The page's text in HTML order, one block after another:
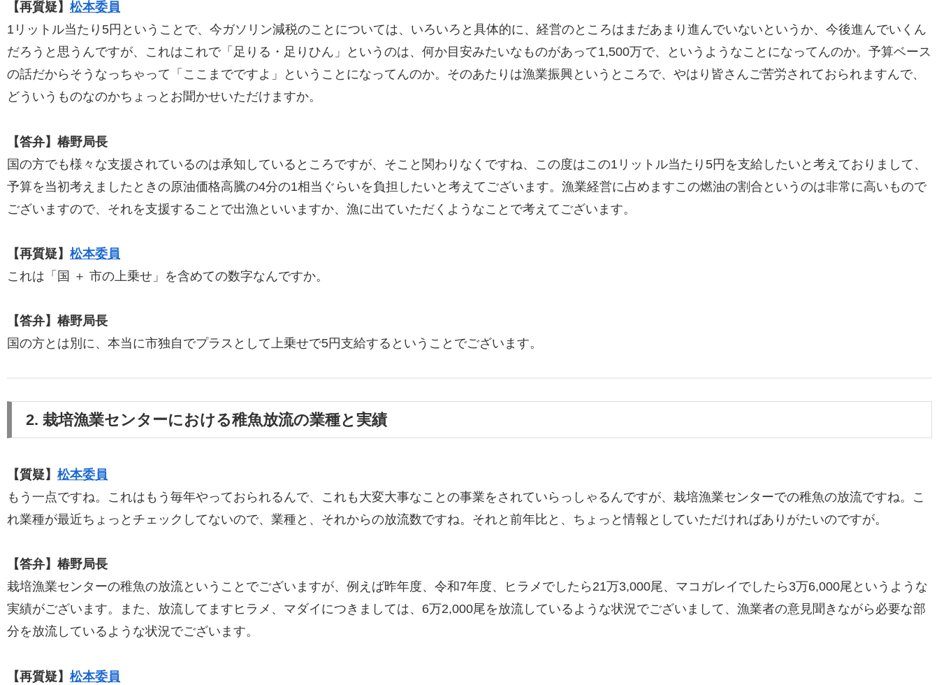
【再質疑】 松本委員
1リットル当たり5円ということで、今ガソリン減税のことについては、いろいろと具体的に、経営のところはまだあまり進んでいないというか、今後進んでいくん
だろうと思うんですが、これはこれで「足りる・足りひん」というのは、何か目安みたいなものがあって1,500万で、というようなことになってんのか。予算ベース
の話だからそうなっちゃって「ここまでですよ」ということになってんのか。そのあたりは漁業振興というところで、やはり皆さんご苦労されておられますんで、
どういうものなのかちょっとお聞かせいただけますか。
【答弁】椿野局長
国の方でも様々な支援されているのは承知しているところですが、そこと関わりなくですね、この度はこの1リットル当たり5円を支給したいと考えておりまして、
予算を当初考えましたときの原油価格高騰の4分の1相当ぐらいを負担したいと考えてございます。漁業経営に占めますこの燃油の割合というのは非常に高いもので
ございますので、それを支援することで出漁といいますか、漁に出ていただくようなことで考えてございます。
【再質疑】 松本委員
これは「国 ＋ 市の上乗せ」を含めての数字なんですか。
【答弁】椿野局長
国の方とは別に、本当に市独自でプラスとして上乗せで5円支給するということでございます。
2. 栽培漁業センターにおける稚魚放流の業種と実績
【質疑】 松本委員
もう一点ですね。これはもう毎年やっておられるんで、これも大変大事なことの事業をされていらっしゃるんですが、栽培漁業センターでの稚魚の放流ですね。こ
れ業種が最近ちょっとチェックしてないので、業種と、それからの放流数ですね。それと前年比と、ちょっと情報としていただければありがたいのですが。
【答弁】椿野局長
栽培漁業センターの稚魚の放流ということでございますが、例えば昨年度、令和7年度、ヒラメでしたら21万3,000尾、マコガレイでしたら3万6,000尾というような
実績がございます。また、放流してますヒラメ、マダイにつきましては、6万2,000尾を放流しているような状況でございまして、漁業者の意見聞きながら必要な部
分を放流しているような状況でございます。
【再質疑】 松本委員